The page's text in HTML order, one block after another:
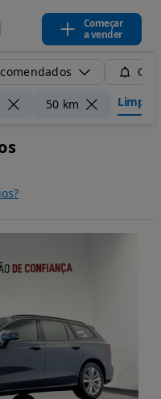
Começar
a vender
50 km Limpar